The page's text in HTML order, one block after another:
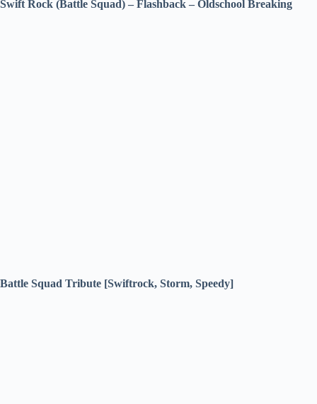
Swift Rock (Battle Squad) – Flashback – Oldschool Breaking
Battle Squad Tribute [Swiftrock, Storm, Speedy]